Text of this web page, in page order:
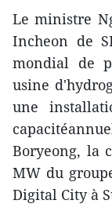
Le ministre
Incheon de
mondial de
usine
une
Boryeong, la
MW du
Digital City à